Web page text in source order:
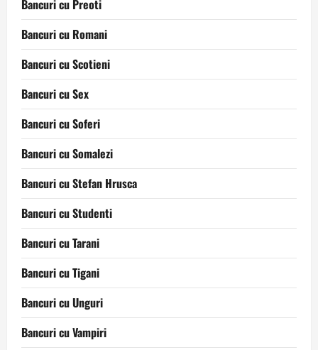
Bancuri cu Preoti
Bancuri cu Romani
Bancuri cu Scotieni
Bancuri cu Sex
Bancuri cu Soferi
Bancuri cu Somalezi
Bancuri cu Stefan Hrusca
Bancuri cu Studenti
Bancuri cu Tarani
Bancuri cu Tigani
Bancuri cu Unguri
Bancuri cu Vampiri